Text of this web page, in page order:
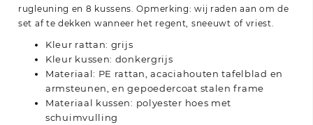
rugleuning en 8 kussens. Opmerking: wij raden aan om de
set af te dekken wanneer het regent, sneeuwt of vriest.
Kleur rattan: grijs
Kleur kussen: donkergrijs
Materiaal: PE rattan, acaciahouten tafelblad en
armsteunen, en gepoedercoat stalen frame
Materiaal kussen: polyester hoes met
schuimvulling